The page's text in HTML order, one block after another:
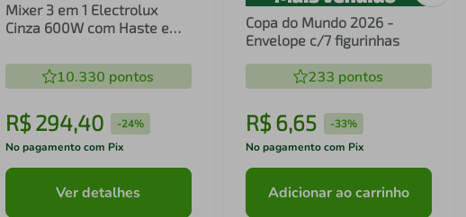
Mixer 3 em 1 Electrolux
Cinza 600W com Haste em
(EIB20)
10.330 pontos
R$ 294,40 -24%
No pagamento com Pix
Ver detalhes
Copa do Mundo 2026 -
Envelope c/7 figurinhas
233 pontos
R$ 6,65 -33%
No pagamento com Pix
Adicionar ao carrinho